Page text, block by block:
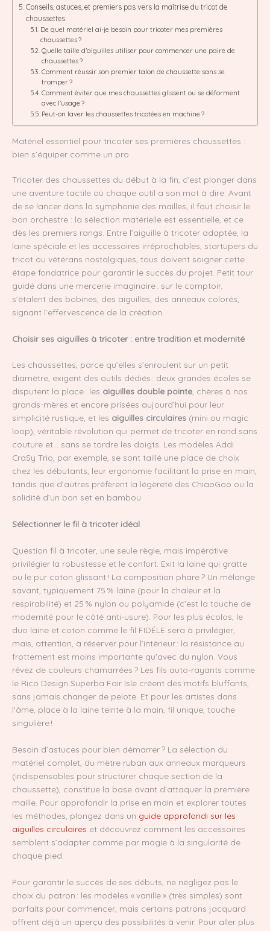
Conseils, astuces, et premiers pas vers la maîtrise du tricot de
chaussettes
De quel matériel ai-je besoin pour tricoter mes premières
chaussettes ?
Quelle taille d’aiguilles utiliser pour commencer une paire de
chaussettes ?
Comment réussir son premier talon de chaussette sans se
tromper ?
Comment éviter que mes chaussettes glissent ou se déforment
avec l’usage ?
Peut-on laver les chaussettes tricotées en machine ?
Matériel essentiel pour tricoter ses premières chaussettes :
bien s’équiper comme un pro
Tricoter des chaussettes du début à la fin, c’est plonger dans
une aventure tactile où chaque outil a son mot à dire. Avant
de se lancer dans la symphonie des mailles, il faut choisir le
bon orchestre : la sélection matérielle est essentielle, et ce
dès les premiers rangs. Entre l’aiguille à tricoter adaptée, la
laine spéciale et les accessoires irréprochables, startupers du
tricot ou vétérans nostalgiques, tous doivent soigner cette
étape fondatrice pour garantir le succès du projet. Petit tour
guidé dans une mercerie imaginaire : sur le comptoir,
s’étalent des bobines, des aiguilles, des anneaux colorés,
signant l’effervescence de la création.
Choisir ses aiguilles à tricoter : entre tradition et modernité
Les chaussettes, parce qu’elles s’enroulent sur un petit
diamètre, exigent des outils dédiés : deux grandes écoles se
disputent la place : les aiguilles double pointe , chères à nos
grands-mères et encore prisées aujourd’hui pour leur
simplicité rustique, et les aiguilles circulaires (mini ou magic
loop), véritable révolution qui permet de tricoter en rond sans
couture et… sans se tordre les doigts. Les modèles Addi
CraSy Trio, par exemple, se sont taillé une place de choix
chez les débutants, leur ergonomie facilitant la prise en main,
tandis que d’autres préfèrent la légèreté des ChiaoGoo ou la
solidité d’un bon set en bambou.
Sélectionner le fil à tricoter idéal
Question fil à tricoter, une seule règle, mais impérative :
privilégier la robustesse et le confort. Exit la laine qui gratte
ou le pur coton glissant ! La composition phare ? Un mélange
savant, typiquement 75 % laine (pour la chaleur et la
respirabilité) et 25 % nylon ou polyamide (c’est la touche de
modernité pour le côté anti-usure). Pour les plus écolos, le
duo laine et coton comme le fil FIDÉLE sera à privilégier,
mais, attention, à réserver pour l’intérieur : la résistance au
frottement est moins importante qu’avec du nylon. Vous
rêvez de couleurs chamarrées ? Les fils auto-rayants comme
le Rico Design Superba Fair Isle créent des motifs bluffants,
sans jamais changer de pelote. Et pour les artistes dans
l’âme, place à la laine teinte à la main, fil unique, touche
singulière !
Besoin d’astuces pour bien démarrer ? La sélection du
matériel complet, du mètre ruban aux anneaux marqueurs
(indispensables pour structurer chaque section de la
chaussette), constitue la base avant d’attaquer la première
maille. Pour approfondir la prise en main et explorer toutes
les méthodes, plongez dans un guide approfondi sur les
aiguilles circulaires et découvrez comment les accessoires
semblent s’adapter comme par magie à la singularité de
chaque pied.
Pour garantir le succès de ses débuts, ne négligez pas le
choix du patron : les modèles « vanille » (très simples) sont
parfaits pour commencer, mais certains patrons jacquard
offrent déjà un aperçu des possibilités à venir. Pour aller plus